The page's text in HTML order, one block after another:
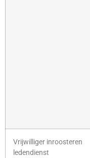
Vrijwilliger inroosteren
ledendienst